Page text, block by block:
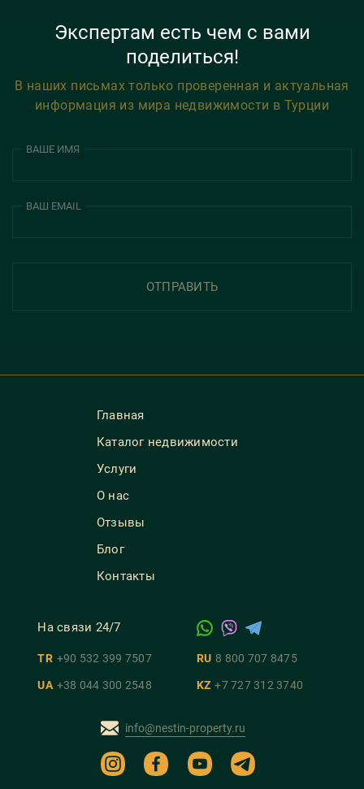
Экспертам есть чем с вами
поделиться!
В наших письмах только проверенная и актуальная
информация из мира недвижимости в Турции
ВАШЕ ИМЯ
ВАШ EMAIL
ОТПРАВИТЬ
Главная
Каталог недвижимости
Услуги
О нас
Отзывы
Блог
Контакты
На связи 24/7
TR +90 532 399 7507 RU 8 800 707 8475
UA +38 044 300 2548 KZ +7 727 312 3740
info@nestin-property.ru